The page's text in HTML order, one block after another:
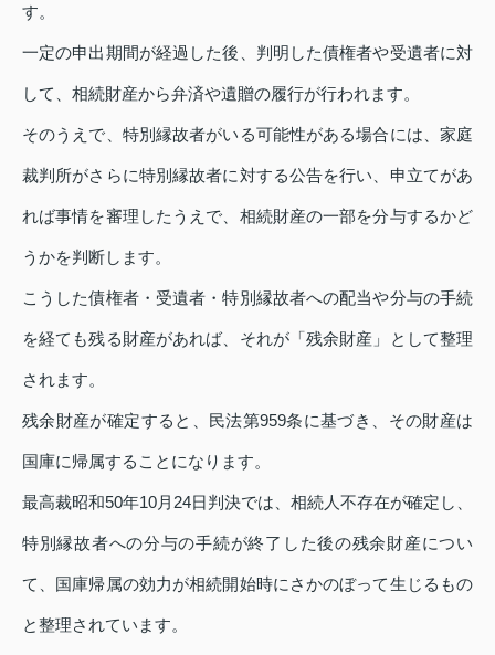
す。
一定の申出期間が経過した後、判明した債権者や受遺者に対
して、相続財産から弁済や遺贈の履行が行われます。
そのうえで、特別縁故者がいる可能性がある場合には、家庭
裁判所がさらに特別縁故者に対する公告を行い、申立てがあ
れば事情を審理したうえで、相続財産の一部を分与するかど
うかを判断します。
こうした債権者・受遺者・特別縁故者への配当や分与の手続
を経ても残る財産があれば、それが「残余財産」として整理
されます。
残余財産が確定すると、民法第959条に基づき、その財産は
国庫に帰属することになります。
最高裁昭和50年10月24日判決では、相続人不存在が確定し、
特別縁故者への分与の手続が終了した後の残余財産につい
て、国庫帰属の効力が相続開始時にさかのぼって生じるもの
と整理されています。